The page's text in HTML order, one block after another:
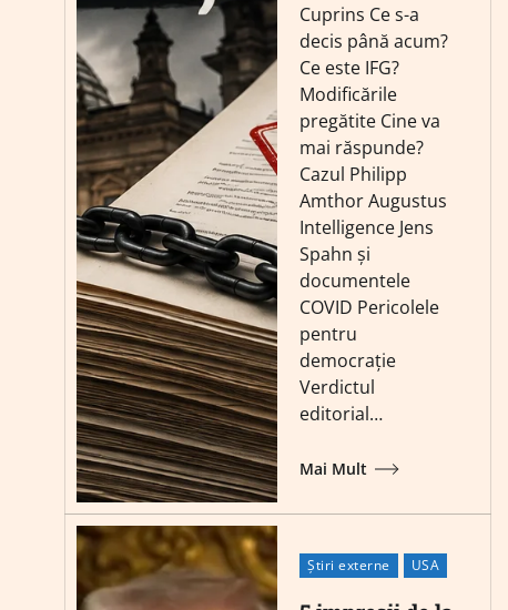
Cuprins Ce s-a
decis până acum?
Ce este IFG?
Modificările
pregătite Cine va
mai răspunde?
Cazul Philipp
Amthor Augustus
Intelligence Jens
Spahn și
documentele
COVID Pericolele
pentru
democrație
Verdictul
editorial…
Mai Mult
Știri externe USA